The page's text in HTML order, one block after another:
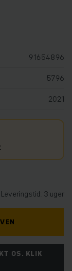
91654896
5796
2021
Leveringstid: 3 uger
OS. KLIK